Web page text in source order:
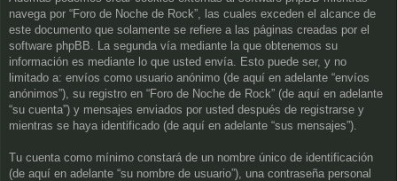
navega por “Foro de Noche de Rock”, las cuales exceden el alcance de
este documento que solamente se refiere a las páginas creadas por el
software phpBB. La segunda vía mediante la que obtenemos su
información es mediante lo que usted envía. Esto puede ser, y no
limitado a: envíos como usuario anónimo (de aquí en adelante “envíos
anónimos”), su registro en “Foro de Noche de Rock” (de aquí en adelante
“su cuenta”) y mensajes enviados por usted después de registrarse y
mientras se haya identificado (de aquí en adelante “sus mensajes”).
Tu cuenta como mínimo constará de un nombre único de identificación
(de aquí en adelante “su nombre de usuario”), una contraseña personal